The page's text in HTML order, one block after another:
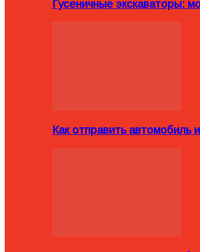
Гусеничные экскаваторы:
Как отправить автомобиль